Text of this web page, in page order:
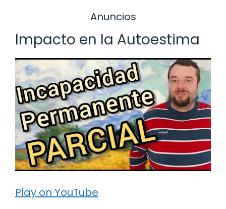
Anuncios
Impacto en la Autoestima
Play on YouTube